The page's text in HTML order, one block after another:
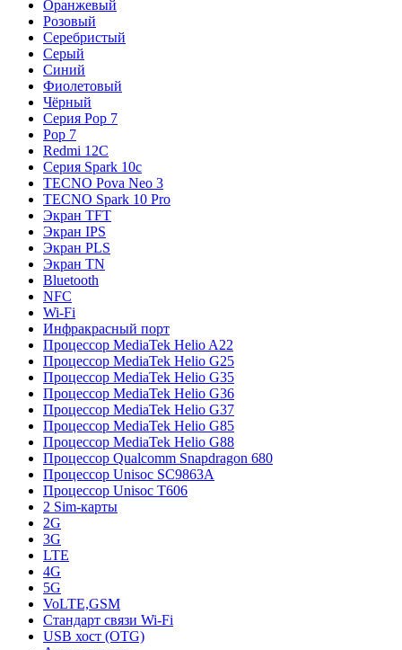
Оранжевый
Розовый
Серебристый
Серый
Синий
Фиолетовый
Чёрный
Серия Pop 7
Pop 7
Redmi 12C
Серия Spark 10c
TECNO Pova Neo 3
TECNO Spark 10 Pro
Экран TFT
Экран IPS
Экран PLS
Экран TN
Bluetooth
NFC
Wi-Fi
Инфракрасный порт
Процессор MediaTek Helio A22
Процессор MediaTek Helio G25
Процессор MediaTek Helio G35
Процессор MediaTek Helio G36
Процессор MediaTek Helio G37
Процессор MediaTek Helio G85
Процессор MediaTek Helio G88
Процессор Qualcomm Snapdragon 680
Процессор Unisoc SC9863A
Процессор Unisoc T606
2 Sim-карты
2G
3G
LTE
4G
5G
VoLTE,GSM
Стандарт связи Wi-Fi
USB хост (OTG)